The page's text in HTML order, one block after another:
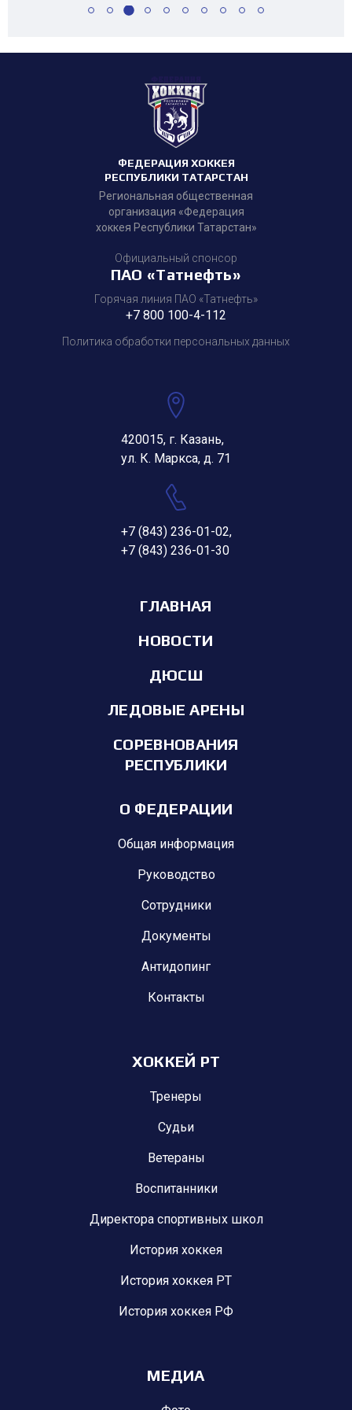
ФЕДЕРАЦИЯ ХОККЕЯ
РЕСПУБЛИКИ ТАТАРСТАН
Региональная общественная
организация «Федерация
хоккея Республики Татарстан»
Официальный спонсор
ПАО «Татнефть»
Горячая линия ПАО «Татнефть»
+7 800 100-4-112
Политика обработки персональных данных
420015, г. Казань,
ул. К. Маркса, д. 71
+7 (843) 236-01-02,
+7 (843) 236-01-30
ГЛАВНАЯ
НОВОСТИ
ДЮСШ
ЛЕДОВЫЕ АРЕНЫ
СОРЕВНОВАНИЯ
РЕСПУБЛИКИ
О ФЕДЕРАЦИИ
Общая информация
Руководство
Сотрудники
Документы
Антидопинг
Контакты
ХОККЕЙ РТ
Тренеры
Судьи
Ветераны
Воспитанники
Директора спортивных школ
История хоккея
История хоккея РТ
История хоккея РФ
МЕДИА